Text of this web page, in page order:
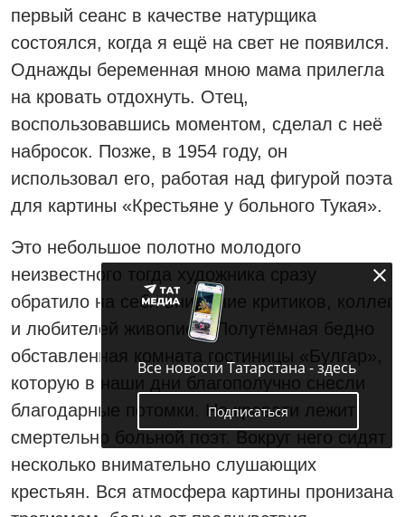
первый сеанс в качестве натурщика
состоялся, когда я ещё на свет не появился.
Однажды беременная мною мама прилегла
на кровать отдохнуть. Отец,
воспользовавшись моментом, сделал с неё
набросок. Позже, в 1954 году, он
использовал его, работая над фигурой поэта
для картины «Крестьяне у больного Тукая».
Это небольшое полотно молодого
неизвестного тогда художника сразу
обратило на себя внимание критиков, коллег
и любителей живописи. Полутёмная бедно
обставленная комната гостиницы «Булгар»,
которую в наши дни благополучно снесли
благодарные потомки. На кровати лежит
смертельно больной поэт. Вокруг него сидят
несколько внимательно слушающих
крестьян. Вся атмосфера картины пронизана
Все новости Татарстана - здесь
Подписаться